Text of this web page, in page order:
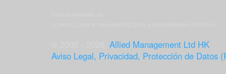
Allied Management Ltd HK
Aviso Legal, Privacidad, Protección de Datos